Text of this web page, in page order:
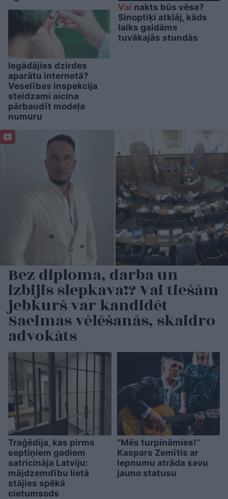
Iegādājies dzirdes
aparātu internetā?
Veselības inspekcija
steidzami aicina
pārbaudīt modeļa
numuru
Vai nakts būs vēsa?
Sinoptiķi atklāj, kāds
laiks gaidāms
tuvākajās stundās
Bez diploma, darba un
izbijis slepkava!? Vai tiešām
jebkurš var kandidēt
Saeimas vēlēšanās, skaidro
advokāts
Traģēdija, kas pirms
septiņiem gadiem
satricināja Latviju:
mājdzemdību lietā
stājies spēkā
cietumsods
“Mēs turpināmies!”
Kaspars Zemītis ar
lepnumu atrāda savu
jauno statusu